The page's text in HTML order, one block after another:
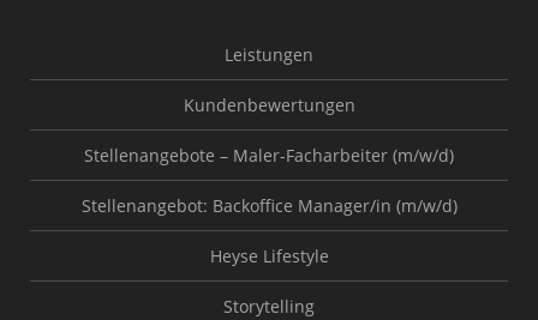
Leistungen
Kundenbewertungen
Stellenangebote – Maler-Facharbeiter (m/w/d)
Stellenangebot: Backoffice Manager/in (m/w/d)
Heyse Lifestyle
Storytelling